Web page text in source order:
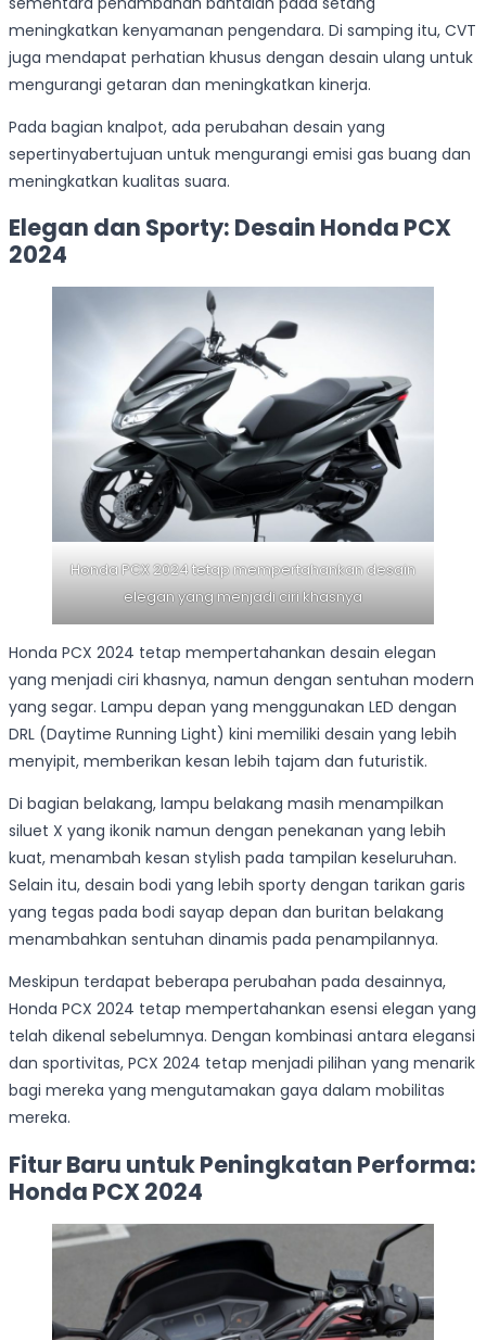
meningkatkan kenyamanan pengendara. Di samping itu, CVT
juga mendapat perhatian khusus dengan desain ulang untuk
mengurangi getaran dan meningkatkan kinerja.
Pada bagian knalpot, ada perubahan desain yang
sepertinyabertujuan untuk mengurangi emisi gas buang dan
meningkatkan kualitas suara.
Elegan dan Sporty: Desain Honda PCX
2024
Honda PCX 2024 tetap mempertahankan desain
elegan yang menjadi ciri khasnya
Honda PCX 2024 tetap mempertahankan desain elegan
yang menjadi ciri khasnya, namun dengan sentuhan modern
yang segar. Lampu depan yang menggunakan LED dengan
DRL (Daytime Running Light) kini memiliki desain yang lebih
menyipit, memberikan kesan lebih tajam dan futuristik.
Di bagian belakang, lampu belakang masih menampilkan
siluet X yang ikonik namun dengan penekanan yang lebih
kuat, menambah kesan stylish pada tampilan keseluruhan.
Selain itu, desain bodi yang lebih sporty dengan tarikan garis
yang tegas pada bodi sayap depan dan buritan belakang
menambahkan sentuhan dinamis pada penampilannya.
Meskipun terdapat beberapa perubahan pada desainnya,
Honda PCX 2024 tetap mempertahankan esensi elegan yang
telah dikenal sebelumnya. Dengan kombinasi antara elegansi
dan sportivitas, PCX 2024 tetap menjadi pilihan yang menarik
bagi mereka yang mengutamakan gaya dalam mobilitas
mereka.
Fitur Baru untuk Peningkatan Performa:
Honda PCX 2024